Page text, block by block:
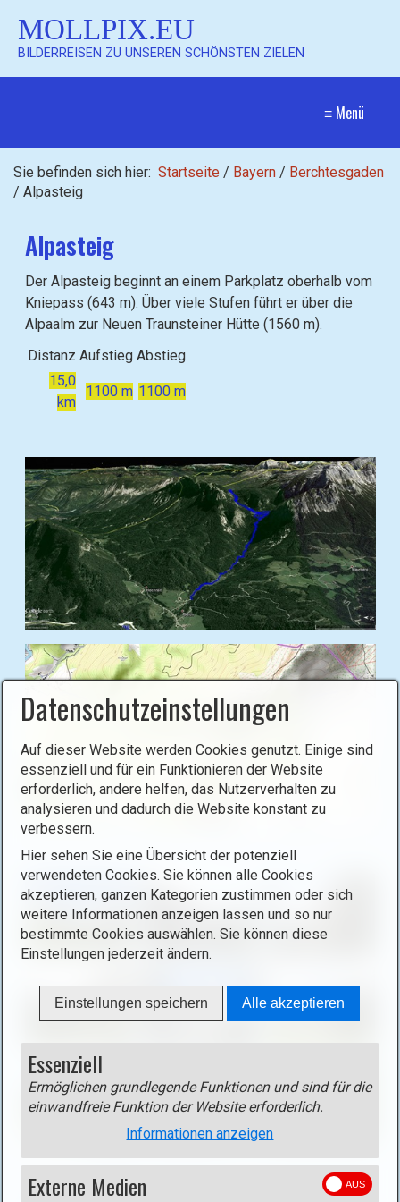
MOLLPIX.EU
BILDERREISEN ZU UNSEREN SCHÖNSTEN ZIELEN
≡ Menü
Sie befinden sich hier: Startseite / Bayern / Berchtesgaden
/ Alpasteig
Alpasteig
Der Alpasteig beginnt an einem Parkplatz oberhalb vom
Kniepass (643 m). Über viele Stufen führt er über die
Alpaalm zur Neuen Traunsteiner Hütte (1560 m).
Distanz Aufstieg Abstieg
15,0
km
1100 m 1100 m
l
d
i
n
L
i
g
t
b
o
x
ö
f
f
n
e
o
p
e
n
i
l
d
i
n
i
g
o
x
ö
f
Track
Datenschutzeinstellungen
Auf dieser Website werden Cookies genutzt. Einige sind
essenziell und für ein Funktionieren der Website
erforderlich, andere helfen, das Nutzerverhalten zu
analysieren und dadurch die Website konstant zu
verbessern.
Hier sehen Sie eine Übersicht der potenziell
verwendeten Cookies. Sie können alle Cookies
akzeptieren, ganzen Kategorien zustimmen oder sich
weitere Informationen anzeigen lassen und so nur
bestimmte Cookies auswählen. Sie können diese
Einstellungen jederzeit ändern.
Einstellungen speichern Alle akzeptieren
Essenziell
Ermöglichen grundlegende Funktionen und sind für die
einwandfreie Funktion der Website erforderlich.
Informationen anzeigen
Externe Medien